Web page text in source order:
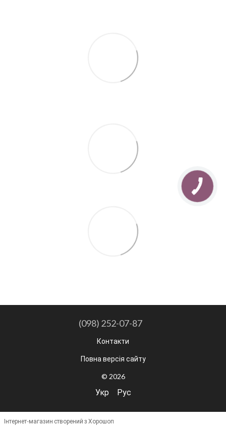
(098) 252-07-87
Контакти
Повна версія сайту
© 2026
Укр Рус
Інтернет-магазин створений з Хорошоп